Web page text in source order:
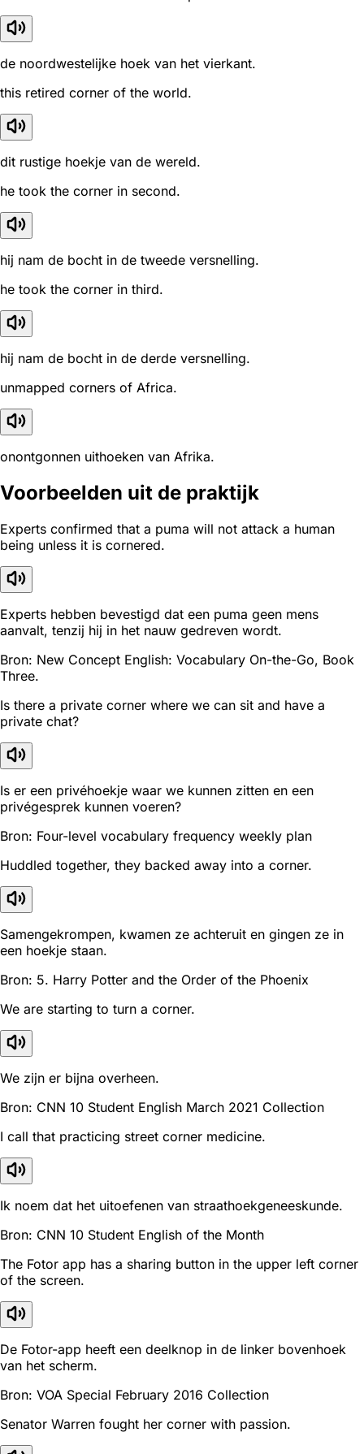
de noordwestelijke hoek van het vierkant.
this retired corner of the world.
dit rustige hoekje van de wereld.
he took the corner in second.
hij nam de bocht in de tweede versnelling.
he took the corner in third.
hij nam de bocht in de derde versnelling.
unmapped corners of Africa.
onontgonnen uithoeken van Afrika.
Voorbeelden uit de praktijk
Experts confirmed that a puma will not attack a human
being unless it is cornered.
Experts hebben bevestigd dat een puma geen mens
aanvalt, tenzij hij in het nauw gedreven wordt.
Bron: New Concept English: Vocabulary On-the-Go, Book
Three.
Is there a private corner where we can sit and have a
private chat?
Is er een privéhoekje waar we kunnen zitten en een
privégesprek kunnen voeren?
Bron: Four-level vocabulary frequency weekly plan
Huddled together, they backed away into a corner.
Samengekrompen, kwamen ze achteruit en gingen ze in
een hoekje staan.
Bron: 5. Harry Potter and the Order of the Phoenix
We are starting to turn a corner.
We zijn er bijna overheen.
Bron: CNN 10 Student English March 2021 Collection
I call that practicing street corner medicine.
Ik noem dat het uitoefenen van straathoekgeneeskunde.
Bron: CNN 10 Student English of the Month
The Fotor app has a sharing button in the upper left corner
of the screen.
De Fotor-app heeft een deelknop in de linker bovenhoek
van het scherm.
Bron: VOA Special February 2016 Collection
Senator Warren fought her corner with passion.